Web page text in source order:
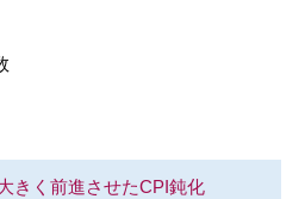
きく前進させたCPI鈍化